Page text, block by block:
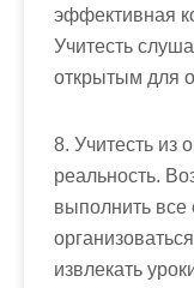
эффективная
Учитесть
открытым для
8. Учитесть из
реальность.
выполнить все
извлекать